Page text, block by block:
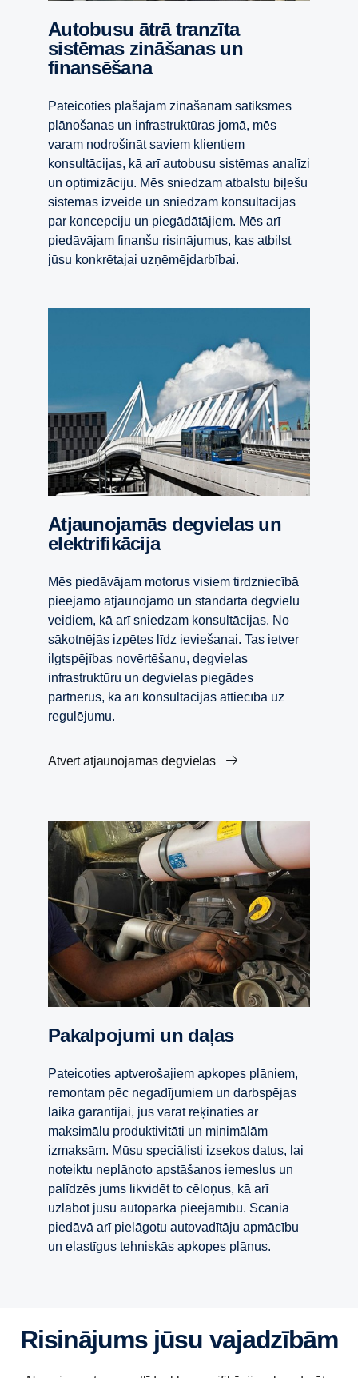
Autobusu ātrā tranzīta
sistēmas zināšanas un
finansēšana
Pateicoties plašajām zināšanām satiksmes
plānošanas un infrastruktūras jomā, mēs
varam nodrošināt saviem klientiem
konsultācijas, kā arī autobusu sistēmas analīzi
un optimizāciju. Mēs sniedzam atbalstu biļešu
sistēmas izveidē un sniedzam konsultācijas
par koncepciju un piegādātājiem. Mēs arī
piedāvājam finanšu risinājumus, kas atbilst
jūsu konkrētajai uzņēmējdarbībai.
Atjaunojamās degvielas un
elektrifikācija
Mēs piedāvājam motorus visiem tirdzniecībā
pieejamo atjaunojamo un standarta degvielu
veidiem, kā arī sniedzam konsultācijas. No
sākotnējās izpētes līdz ieviešanai. Tas ietver
ilgtspējības novērtēšanu, degvielas
infrastruktūru un degvielas piegādes
partnerus, kā arī konsultācijas attiecībā uz
regulējumu.
Atvērt atjaunojamās degvielas
Pakalpojumi un daļas
Pateicoties aptverošajiem apkopes plāniem,
remontam pēc negadījumiem un darbspējas
laika garantijai, jūs varat rēķināties ar
maksimālu produktivitāti un minimālām
izmaksām. Mūsu speciālisti izsekos datus, lai
noteiktu neplānoto apstāšanos iemeslus un
palīdzēs jums likvidēt to cēloņus, kā arī
uzlabot jūsu autoparka pieejamību. Scania
piedāvā arī pielāgotu autovadītāju apmācību
un elastīgus tehniskās apkopes plānus.
Risinājums jūsu vajadzībām